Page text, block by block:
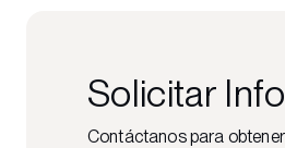
Solicitar
Contáctanos para